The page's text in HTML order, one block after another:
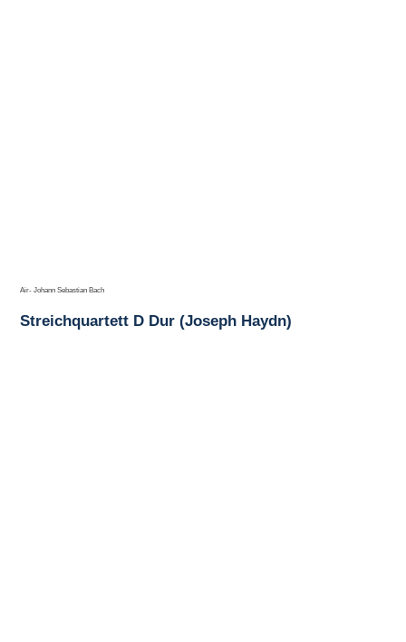
Air- Johann Sebastian Bach
Streichquartett D Dur (Joseph Haydn)